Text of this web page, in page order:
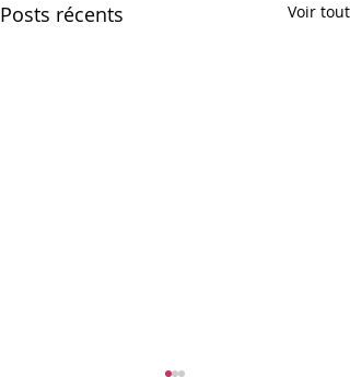
Posts récents Voir tout